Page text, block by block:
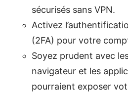
sécurisés sans VPN.
Activez
(2FA) pour votre
Soyez prudent avec
navigateur et les
pourraient exposer